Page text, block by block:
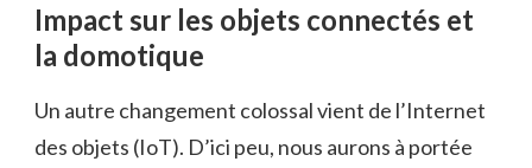
Impact sur les objets connectés et
la domotique
Un autre changement colossal vient de l’Internet
des objets (IoT). D’ici peu, nous aurons à portée